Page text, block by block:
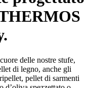
delle nostre stufe,
di legno, anche gli
pellet di sarmenti